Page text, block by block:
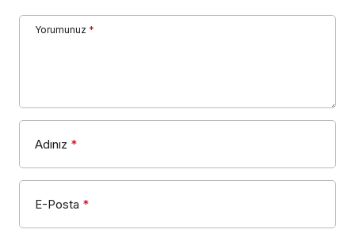
Yorumunuz *
Adınız *
E-Posta *